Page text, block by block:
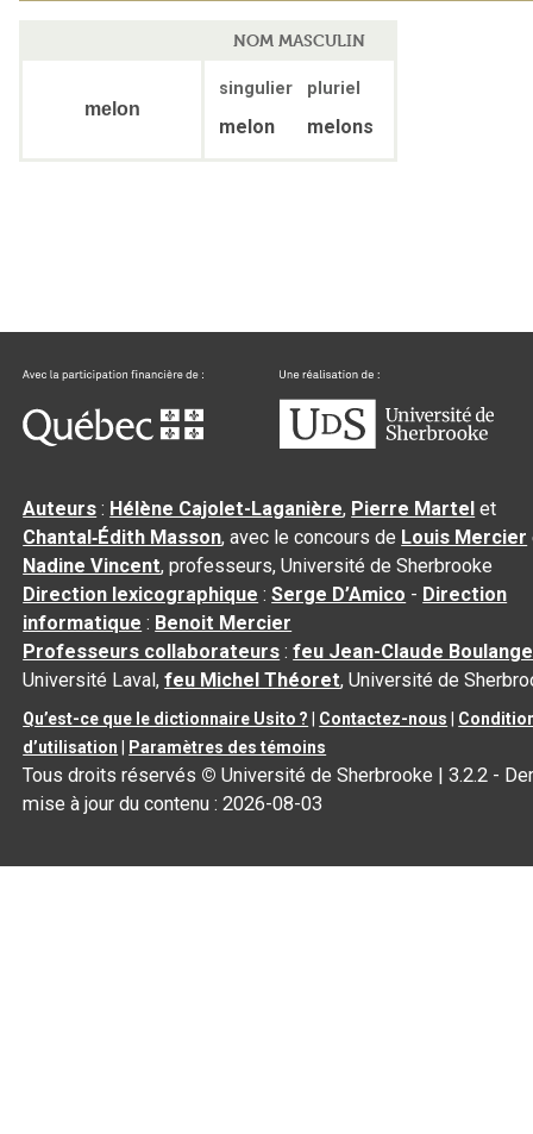
NOM MASCULIN
melon
singulier pluriel
melon melons
Auteurs : Hélène Cajolet-Laganière, Pierre Martel et
Chantal‑Édith Masson, avec le concours de Louis Mercier
Nadine Vincent, professeurs, Université de Sherbrooke
Direction lexicographique :Serge D’Amico - Direction
informatique : Benoit Mercier
Professeurs collaborateurs :feu Jean-Claude
Université Laval,feu Michel Théoret, Université de
Qu’est-ce que le dictionnaire Usito ? Contactez-nous
d’utilisation
Paramètres des témoins
Tous droits réservés © Université de Sherbrooke |3.2.2 -
mise à jour du contenu :2026-08-03